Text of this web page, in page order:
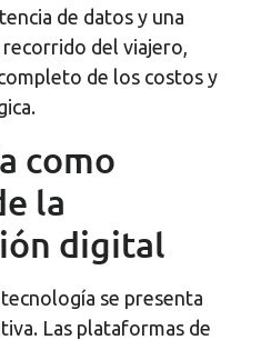
de datos y una
del viajero,
de los costos y
como
la
digital
se presenta
Las plataformas de